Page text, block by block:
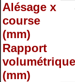
Alésage x
course
(mm)
Rapport
volumétrique
(mm)